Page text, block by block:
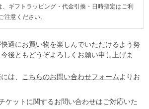
ギフトラッピング・代金引換・日時指定はご利
注意ください。
適にお買い物を楽しんでいただけるよう努
後ともどうぞよろしくお願い申し上げま
は、
こちらのお問い合わせフォーム よりお
ケットに関するお問い合わせはご対応いた